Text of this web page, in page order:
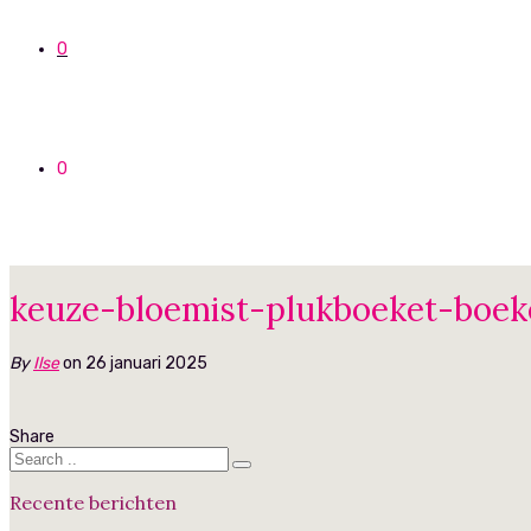
0
0
keuze-bloemist-plukboeket-
ByIlseon 26 januari 2025
Share
Recente berichten